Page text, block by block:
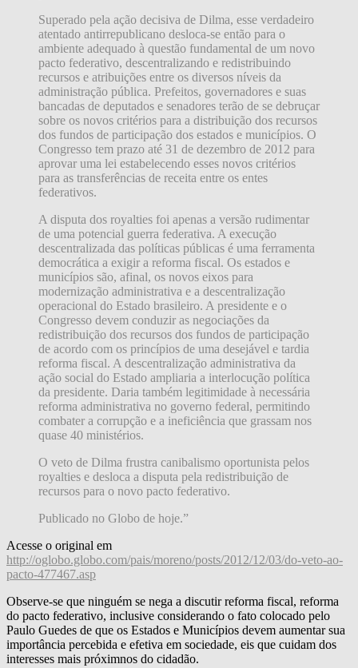
Superado pela ação decisiva de Dilma, esse verdadeiro
atentado antirrepublicano desloca-se então para o
ambiente adequado à questão fundamental de um novo
pacto federativo, descentralizando e redistribuindo
recursos e atribuições entre os diversos níveis da
administração pública. Prefeitos, governadores e suas
bancadas de deputados e senadores terão de se debruçar
sobre os novos critérios para a distribuição dos recursos
dos fundos de participação dos estados e municípios. O
Congresso tem prazo até 31 de dezembro de 2012 para
aprovar uma lei estabelecendo esses novos critérios
para as transferências de receita entre os entes
federativos.
A disputa dos royalties foi apenas a versão rudimentar
de uma potencial guerra federativa. A execução
descentralizada das políticas públicas é uma ferramenta
democrática a exigir a reforma fiscal. Os estados e
municípios são, afinal, os novos eixos para
modernização administrativa e a descentralização
operacional do Estado brasileiro. A presidente e o
Congresso devem conduzir as negociações da
redistribuição dos recursos dos fundos de participação
de acordo com os princípios de uma desejável e tardia
reforma fiscal. A descentralização administrativa da
ação social do Estado ampliaria a interlocução política
da presidente. Daria também legitimidade à necessária
reforma administrativa no governo federal, permitindo
combater a corrupção e a ineficiência que grassam nos
quase 40 ministérios.
O veto de Dilma frustra canibalismo oportunista pelos
royalties e desloca a disputa pela redistribuição de
recursos para o novo pacto federativo.
Publicado no Globo de hoje.”
Acesse o original em
http://oglobo.globo.com/pais/moreno/posts/2012/12/03/do-veto-ao-
pacto-477467.asp
Observe-se que ninguém se nega a discutir reforma fiscal, reforma
do pacto federativo, inclusive considerando o fato colocado pelo
Paulo Guedes de que os Estados e Municípios devem aumentar sua
importância percebida e efetiva em sociedade, eis que cuidam dos
interesses mais próximnos do cidadão.